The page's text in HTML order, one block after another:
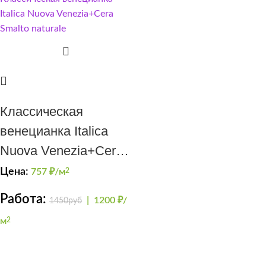
Классическая
венецианка Italica
Nuova Venezia+Cera
Smalto naturale
Цена: 757 ₽/м2
Работа: 1450руб 1200 ₽/
м2